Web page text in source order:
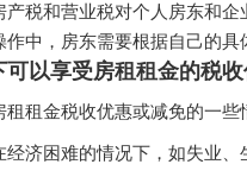
产税和营业税对个人房东和
作中，房东需要根据自己的具
以享受房租租金的税收
租租金税收优惠或减免的一些
经济困难的情况下，如失业